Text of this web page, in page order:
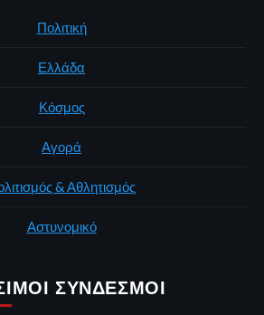
Πολιτική
Ελλάδα
Κόσμος
Αγορά
& Αθλητισμός
Αστυνομικό
ΣΎΝΔΕΣΜΟΙ